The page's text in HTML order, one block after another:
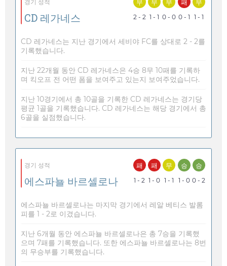
경기 성적
CD 레가네스
무
2 - 2
무
1 - 1
무
0 - 0
패
0 - 1
무
1 - 1
CD 레가네스는 지난 경기에서 세비야 FC를 상대로 2 - 2를
기록했습니다.
지난 22개월 동안 CD 레가네스은 4승 8무 10패를 기록하
며 킥오프 전 어떤 폼을 보여주고 있는지 보여주었습니다.
지난 10경기에서 총 10골을 기록한 CD 레가네스는 경기당
평균 1골을 기록했습니다. CD 레가네스는 해당 경기에서 총
6골을 실점했습니다.
경기 성적
에스파뇰 바르셀로나
패
1 - 2
패
1 - 0
무
1 - 1
승
1 - 0
승
0 - 2
에스파뇰 바르셀로나는 마지막 경기에서 레알 베티스 발롬
피를 1 - 2로 이겼습니다.
지난 6개월 동안 에스파뇰 바르셀로나은 총 7승을 기록했
으며 7패를 기록했습니다. 또한 에스파뇰 바르셀로나는 8번
의 무승부를 기록했습니다.